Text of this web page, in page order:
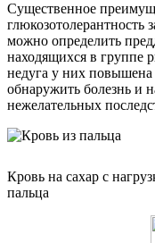
Существенное
глюкозотолерантность
можно определить
находящихся в группе
недуга у них повышена
обнаружить болезнь и
нежелательных
Кровь на сахар с
пальца